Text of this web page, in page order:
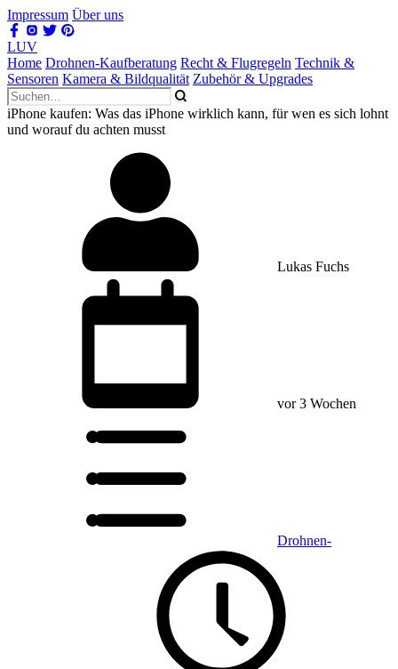
Impressum Über uns
LUV
Home Drohnen-Kaufberatung Recht & Flugregeln Technik &
Sensoren Kamera & Bildqualität Zubehör & Upgrades
iPhone kaufen: Was das iPhone wirklich kann, für wen es sich lohnt
und worauf du achten musst
Lukas Fuchs
vor 3 Wochen
Drohnen-